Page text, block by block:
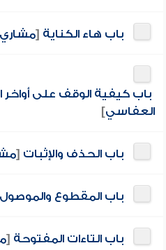
باب هاء الكناية [
باب كيفية الوقف على أواخر
العفاسي]
باب الحذف والإثبات [
باب المقطوع والموصول
باب التاءات المفتوحة [